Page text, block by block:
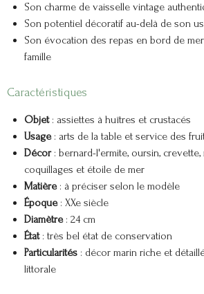
Son charme de vaisselle vintage
Son potentiel décoratif au-delà de son
Son évocation des repas en bord de
famille
Caractéristiques
Objet: assiettes à huîtres et crustacés
Usage: arts de la table et service des
Décor: bernard-l'ermite, oursin, crevette,
coquillages et étoile de mer
Matière: à préciser selon le modèle
Époque: XXe siècle
Diamètre: 24 cm
État: très bel état de conservation
Particularités: décor marin riche et
littorale